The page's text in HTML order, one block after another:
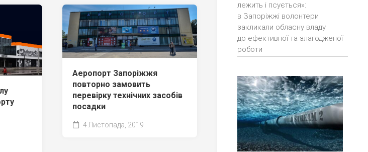
Аеропорт Запоріжжя
повторно замовить
перевірку технічних засобів
посадки
4 Листопада, 2019
лежить і псується»:
в Запоріжжі волонтери
закликали обласну владу
до ефективної та злагодженої
роботи